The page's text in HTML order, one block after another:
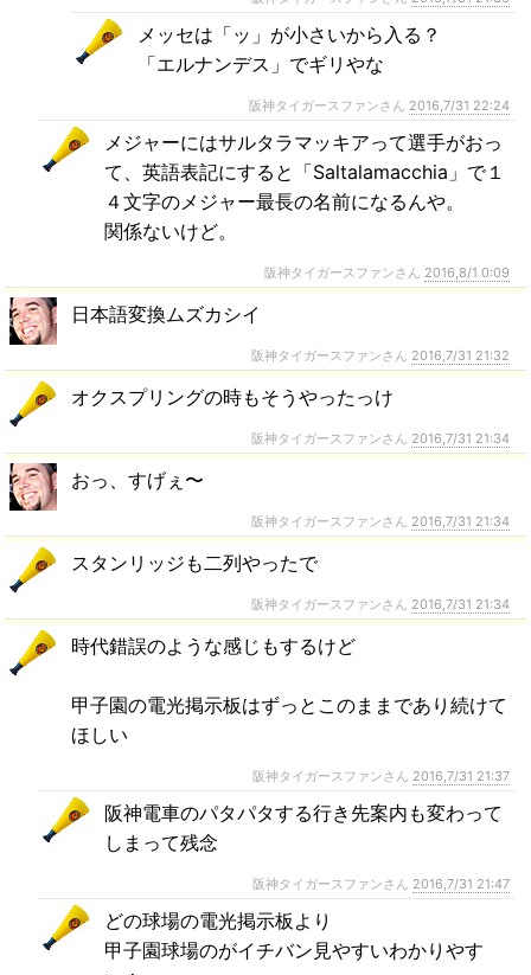
メッセは「ッ」が小さいから入る？
「エルナンデス」でギリやな
阪神タイガースファンさん 2016,7/31 22:24
メジャーにはサルタラマッキアって選手がおっ
て、英語表記にすると「Saltalamacchia」で１
４文字のメジャー最長の名前になるんや。
関係ないけど。
阪神タイガースファンさん 2016,8/1 0:09
日本語変換ムズカシイ
阪神タイガースファンさん 2016,7/31 21:32
オクスプリングの時もそうやったっけ
阪神タイガースファンさん 2016,7/31 21:34
おっ、すげぇ〜
阪神タイガースファンさん 2016,7/31 21:34
スタンリッジも二列やったで
阪神タイガースファンさん 2016,7/31 21:34
時代錯誤のような感じもするけど
甲子園の電光掲示板はずっとこのままであり続けて
ほしい
阪神タイガースファンさん 2016,7/31 21:37
阪神電車のパタパタする行き先案内も変わって
しまって残念
阪神タイガースファンさん 2016,7/31 21:47
どの球場の電光掲示板より
甲子園球場のがイチバン見やすいわかりやす